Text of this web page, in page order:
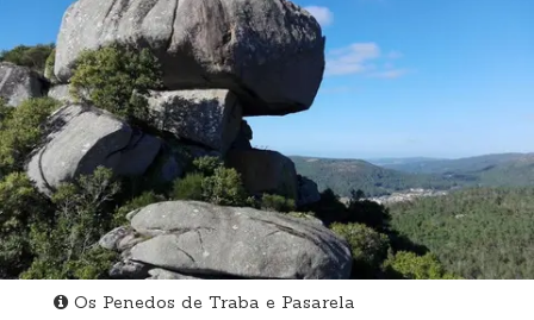
Os Penedos de Traba e Pasarela